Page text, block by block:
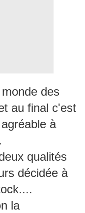
des
au final c'est
à
qualités
décidée à
la